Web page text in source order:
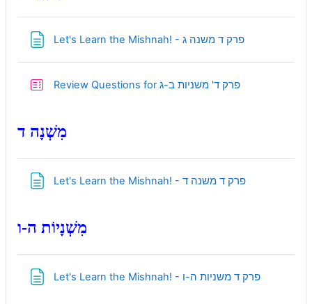
Let's Learn the Mishnah! - פרק ד משנה גPage
Review Questions for פרק ד' משניות ב-גQuiz
מִשְׁנָה ד
Let's Learn the Mishnah! - פרק ד משנה דPage
מִשְׁנָיוֹת ה-ו
Let's Learn the Mishnah! - פרק ד משניות ה-וPage